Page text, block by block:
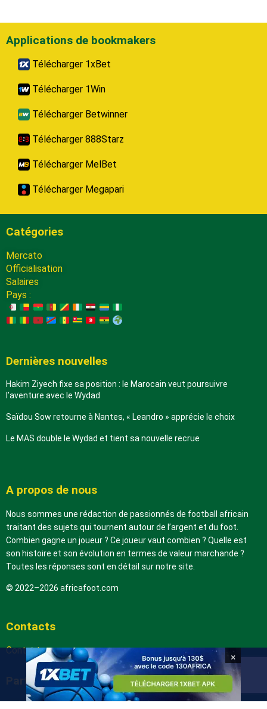
Applications de bookmakers
Télécharger 1xBet
Télécharger 1Win
Télécharger Betwinner
Télécharger 888Starz
Télécharger MelBet
Télécharger Megapari
Catégories
Mercato
Officialisation
Salaires
Pays :
Dernières nouvelles
Hakim Ziyech fixe sa position : le Marocain veut poursuivre
l’aventure avec le Wydad
Saïdou Sow retourne à Nantes, « Leandro » apprécie le choix
Le MAS double le Wydad et tient sa nouvelle recrue
A propos de nous
Nous sommes une rédaction de passionnés de football africain
traitant des sujets qui tournent autour de l’argent et du foot.
Combien gagne un joueur ? Ce joueur vaut combien ? Quelle est
son histoire et son évolution en termes de valeur marchande ?
Toutes les réponses sont en détail sur notre site.
© 2022–2026 africafoot.com
Contacts
Contactez-nous
Partenaires
arabic.africafoot.com
×